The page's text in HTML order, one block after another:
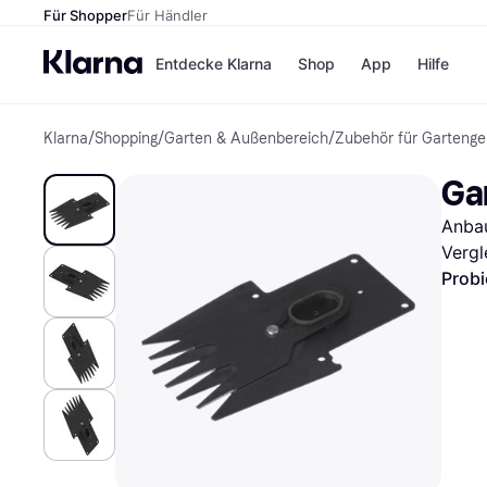
Für ShopperFür Händler
Entdecke Klarna
Zahlungsmethoden
Bezahle in bis zu 30
Tagen
Ratenzahlung
Shop
Shops
H&M
Temu
App Hilfe
Klarna/Shopping/Garten & Außenbereich/Zubehör für